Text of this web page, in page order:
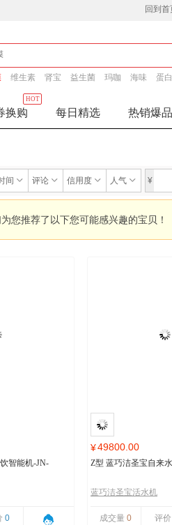
回到首
维生素 肾宝 益生菌 玛咖 海味 蛋
换购
HOT
每日精选 热销爆品
间 评论 信用度 人气 ¥
您推荐了以下您可能感兴趣的宝贝！
智能机-JN-
0
¥49800.00
Z型 蓝巧洁圣宝自来
蓝巧洁圣宝活水机
成交量 0 评价